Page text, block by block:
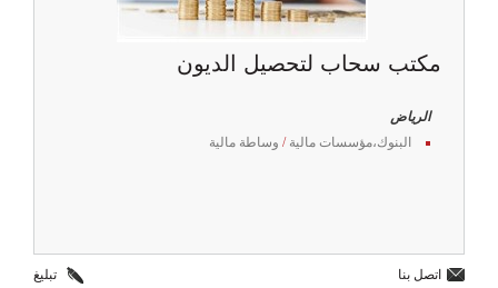
مكتب سحاب لتحصيل الديون
الرياض
البنوك،مؤسسات مالية / وساطة مالية
اتصل بنا تبليغ